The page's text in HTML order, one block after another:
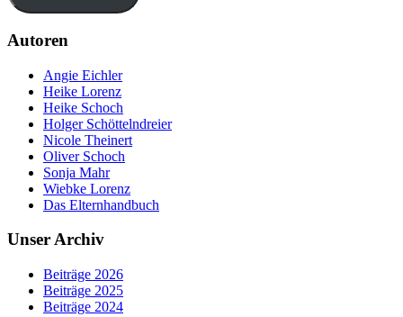
Autoren
Angie Eichler
Heike Lorenz
Heike Schoch
Holger Schöttelndreier
Nicole Theinert
Oliver Schoch
Sonja Mahr
Wiebke Lorenz
Das Elternhandbuch
Unser Archiv
Beiträge 2026
Beiträge 2025
Beiträge 2024